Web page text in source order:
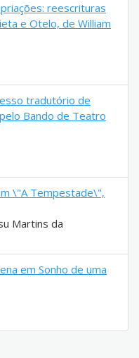
reescrituras
e Otelo, de William
tradutório de
Bando de Teatro
\"A Tempestade\",
Martins da
em Sonho de uma